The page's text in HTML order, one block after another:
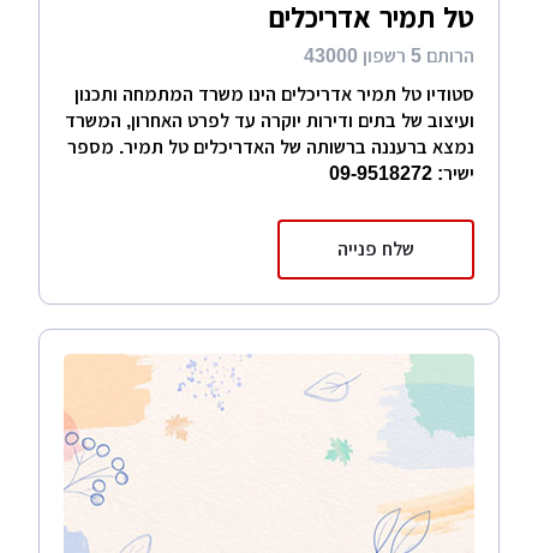
טל תמיר אדריכלים
הרותם 5 רשפון 43000
סטודיו טל תמיר אדריכלים הינו משרד המתמחה ותכנון
ועיצוב של בתים ודירות יוקרה עד לפרט האחרון, המשרד
נמצא ברעננה ברשותה של האדריכלים טל תמיר. מספר
ישיר: 09-9518272
שלח פנייה